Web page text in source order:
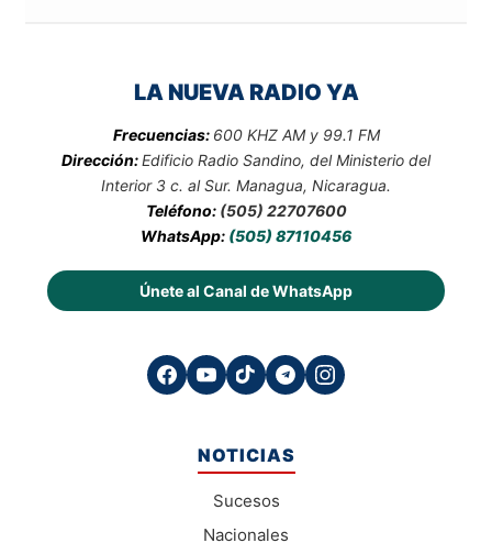
LA NUEVA RADIO YA
Frecuencias: 600 KHZ AM y 99.1 FM
Dirección:Edificio Radio Sandino, del Ministerio del
Interior 3 c. al Sur. Managua, Nicaragua.
Teléfono: (505) 22707600
WhatsApp: (505) 87110456
Únete al Canal de WhatsApp
NOTICIAS
Sucesos
Nacionales